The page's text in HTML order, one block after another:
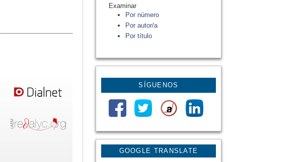
GOOGLE TRANSLATE
Examinar
Por número
Por autor/a
Por título
SÍGUENOS